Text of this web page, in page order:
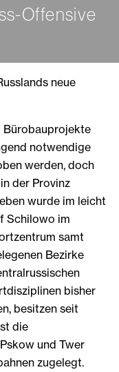
Offensive
neue
Bürobauprojekte
notwendige
werden, doch
der Provinz
wurde im leicht
Schilowo im
samt
Bezirke
bisher
besitzen seit
die
und Twer
zugelegt.